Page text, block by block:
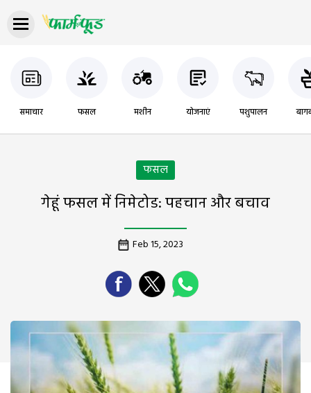
समाचार फसल मशीन योजनाएं पशुपालन
फसल
गेहूं फसल में निमेटोड: पहचान और बचाव
Feb 15, 2023